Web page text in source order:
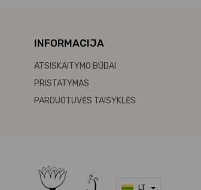
INFORMACIJA
ATSISKAITYMO BŪDAI
PRISTATYMAS
PARDUOTUVĖS TAISYKLĖS
LT